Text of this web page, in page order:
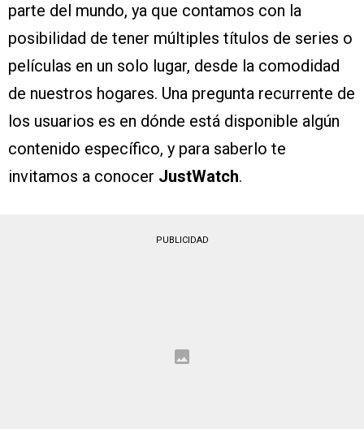
parte del mundo, ya que contamos con la
posibilidad de tener múltiples títulos de series o
películas en un solo lugar, desde la comodidad
de nuestros hogares. Una pregunta recurrente de
los usuarios es en dónde está disponible algún
contenido específico, y para saberlo te
invitamos a conocer JustWatch.
PUBLICIDAD